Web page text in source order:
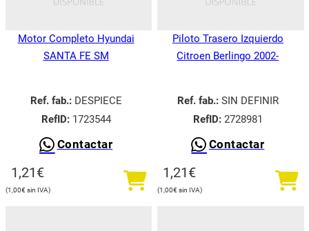
Motor Completo Hyundai
SANTA FE SM
Ref. fab.:DESPIECE
RefID:1723544
Contactar
1,21€
1,00€
Piloto Trasero Izquierdo
Citroen Berlingo 2002-
Ref. fab.:SIN DEFINIR
RefID:2728981
Contactar
1,21€
1,00€